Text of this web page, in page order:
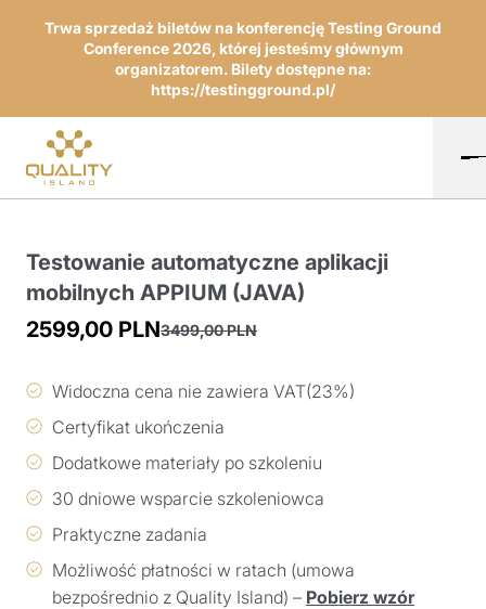
Trwa sprzedaż biletów na konferencję Testing Ground
Conference 2026, której jesteśmy głównym
organizatorem. Bilety dostępne na:
https://testingground.pl/
Testowanie automatyczne aplikacji
mobilnych APPIUM (JAVA)
3499,00PLN
cena
3499,00 PLN.
2599,00 PLN
cena
2599,00 PLN.
Widoczna cena nie zawiera VAT(23%)
Certyfikat ukończenia
Dodatkowe materiały po szkoleniu
30 dniowe wsparcie szkoleniowca
Praktyczne zadania
Możliwość płatności w ratach (umowa
bezpośrednio z Quality Island) – Pobierz wzór